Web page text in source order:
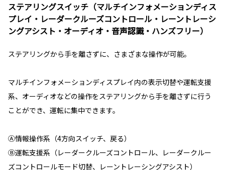
ステアリングスイッチ（マルチインフォメーションディス
プレイ・レーダークルーズコントロール・レーントレーシ
ングアシスト・オーディオ・音声認識・ハンズフリー）
ステアリングから手を離さずに、さまざまな操作が可能。
マルチインフォメーションディスプレイ内の表示切替や運転支援
系、オーディオなどの操作をステアリングから手を離さずに行う
ことができ、運転に集中できます。
Ⓐ情報操作系（4方向スイッチ、戻る）
Ⓑ運転支援系（レーダークルーズコントロール、レーダークルー
ズコントロールモード切替、レーントレーシングアシスト）